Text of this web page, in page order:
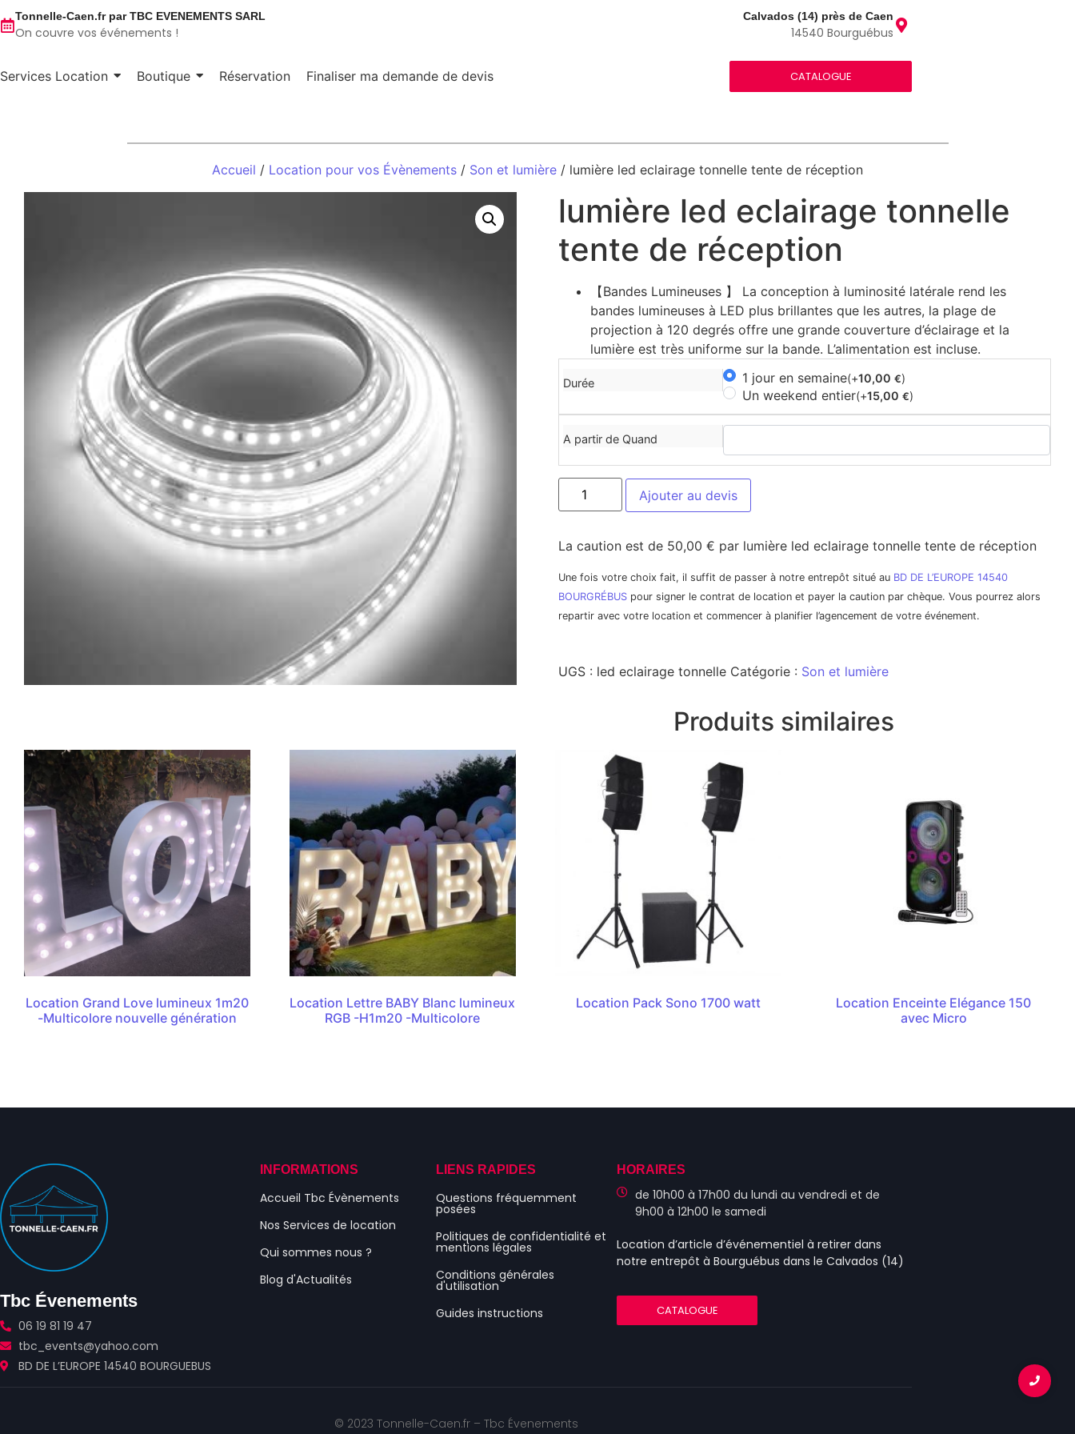
Tonnelle-Caen.fr par TBC EVENEMENTS SARL
On couvre vos événements !
Calvados (14) près de Caen
14540 Bourguébus
Services Location Boutique Réservation Finaliser ma demande de devis CATALOGUE
Accueil / Location pour vos Évènements / Son et lumière / lumière led eclairage tonnelle tente de réception
lumière led eclairage tonnelle
tente de réception
【Bandes Lumineuses 】 La conception à luminosité latérale rend les
bandes lumineuses à LED plus brillantes que les autres, la plage de
projection à 120 degrés offre une grande couverture d’éclairage et la
lumière est très uniforme sur la bande. L’alimentation est incluse.
Durée 1 jour en semaine(+10,00 €)
Un weekend entier(+15,00 €)
A partir de Quand
Ajouter au devis
La caution est de 50,00 € par lumière led eclairage tonnelle tente de réception
Une fois votre choix fait, il suffit de passer à notre entrepôt situé au BD DE L’EUROPE 14540
BOURGRÉBUSpour signer le contrat de location et payer la caution par chèque. Vous pourrez alors
repartir avec votre location et commencer à planifier l’agencement de votre événement.
UGS : led eclairage tonnelle Catégorie : Son et lumière
Produits similaires
Location Grand Love lumineux 1m20
-Multicolore nouvelle génération
Location Lettre BABY Blanc lumineux
RGB -H1m20 -Multicolore
Location Pack Sono 1700 watt
Location Enceinte Elégance 150
avec Micro
Tbc Évenements
06 19 81 19 47
tbc_events@yahoo.com
BD DE L’EUROPE 14540 BOURGUEBUS
INFORMATIONS
Accueil Tbc Évènements
Nos Services de location
Qui sommes nous ?
Blog d'Actualités
LIENS RAPIDES
Questions fréquemment
posées
Politiques de confidentialité et
mentions légales
Conditions générales
d'utilisation
Guides instructions
HORAIRES
de 10h00 à 17h00 du lundi au vendredi et de
9h00 à 12h00 le samedi
Location d’article d’événementiel à retirer dans
notre entrepôt à Bourguébus dans le Calvados (14)
CATALOGUE
© 2023 Tonnelle-Caen.fr – Tbc Évenements